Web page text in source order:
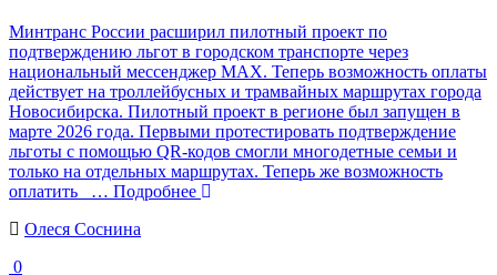
Минтранс России расширил пилотный проект по
подтверждению льгот в городском транспорте через
национальный мессенджер MAX. Теперь возможность оплаты
действует на троллейбусных и трамвайных маршрутах города
Новосибирска. Пилотный проект в регионе был запущен в
марте 2026 года. Первыми протестировать подтверждение
льготы с помощью QR-кодов смогли многодетные семьи и
только на отдельных маршрутах. Теперь же возможность
оплатить
… Подробнее
Олеся Соснина
0